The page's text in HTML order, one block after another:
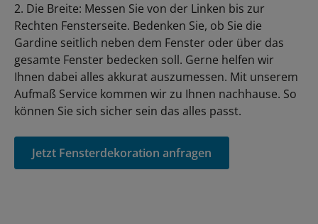
2. Die Breite: Messen Sie von der Linken bis zur
Rechten Fensterseite. Bedenken Sie, ob Sie die
Gardine seitlich neben dem Fenster oder über das
gesamte Fenster bedecken soll. Gerne helfen wir
Ihnen dabei alles akkurat auszumessen. Mit unserem
Aufmaß Service kommen wir zu Ihnen nachhause. So
können Sie sich sicher sein das alles passt.
Jetzt Fensterdekoration anfragen